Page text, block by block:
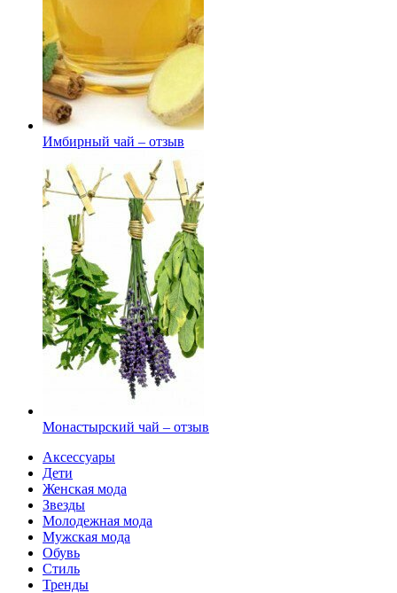
Имбирный чай – отзыв
Монастырский чай – отзыв
Аксессуары
Дети
Женская мода
Звезды
Молодежная мода
Мужская мода
Обувь
Стиль
Тренды